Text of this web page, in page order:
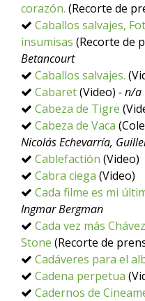
corazón. (Recorte de
Caballos salvajes,
insumisas (Recorte de
Betancourt
Caballos salvajes.
Cabaret(Video) - n/a
Cabeza de Tigre
Cabeza de Vaca
Nicolás Echevarría,
Cablefactión (Video)
Cabra ciega (Video)
Cada filme es mi
Ingmar Bergman
Cada vez más
Stone (Recorte de
Cadáveres para el
Cadena perpetua
Cadernos de